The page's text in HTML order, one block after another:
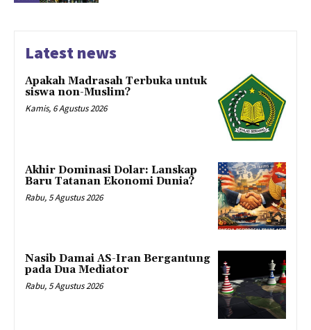
Latest news
Apakah Madrasah Terbuka untuk
siswa non-Muslim?
Kamis, 6 Agustus 2026
Akhir Dominasi Dolar: Lanskap
Baru Tatanan Ekonomi Dunia?
Rabu, 5 Agustus 2026
Nasib Damai AS-Iran Bergantung
pada Dua Mediator
Rabu, 5 Agustus 2026